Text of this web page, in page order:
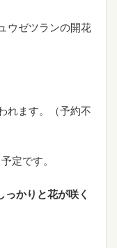
ウゼツランの開花
れます。（予約不
定です。
っかりと花が咲く